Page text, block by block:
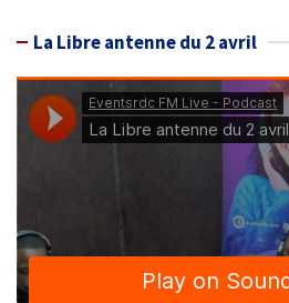
La Libre antenne du 2 avril